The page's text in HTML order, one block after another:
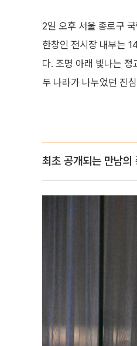
2일 오후 서울 종로구
한창인 전시장 내부는
다. 조명 아래 빛나는
두 나라가 나누었던 진
최초 공개되는 만남의